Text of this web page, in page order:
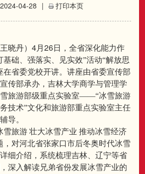
04-28 | 打印本页
晓丹） 4月 26日，全省深化能力作
基础、强落实、见实效”活动“解放思
在省委党校开讲。讲座由省委宣传部
传部承办，吉林大学商学与管理学
旅游部级重点实验室——“冰雪旅游
技术”文化和旅游部重点实验室主任
导。
雪旅游 壮大冰雪产业 推动冰雪经济
，对河北省张家口市后冬奥时代冰雪
细介绍，系统梳理吉林、辽宁等省
深入解读兄弟省份发展冰雪产业的